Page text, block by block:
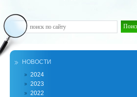
НОВОСТИ
2024
2023
2022